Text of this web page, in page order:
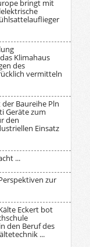
bringt mit
Klimahaus
des
vermitteln
Baureihe Pln
Geräte zum
den
Einsatz
...
zur
Eckert bot
den Beruf des
...